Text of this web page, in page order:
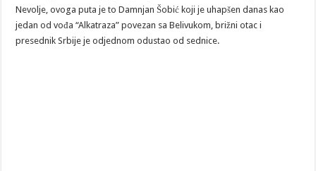
Nevolje, ovoga puta je to Damnjan Šobić koji je uhapšen danas kao
jedan od vođa “Alkatraza” povezan sa Belivukom, brižni otac i
presednik Srbije je odjednom odustao od sednice.